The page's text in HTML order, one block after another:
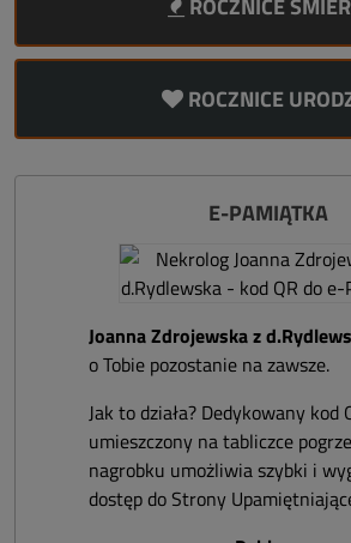
ROCZNICE
ROCZNICE
E-PAMIĄTKA
Joanna Zdrojewska z
o Tobie pozostanie na zawsze.
Jak to działa? Dedykowany kod
umieszczony na tabliczce
nagrobku umożliwia szybki i
dostęp do Strony